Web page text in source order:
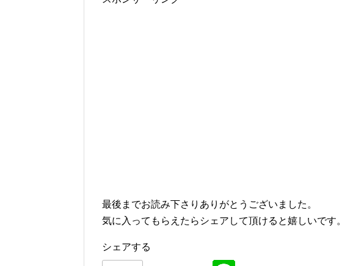
最後までお読み下さりありがとうございました。
気に入ってもらえたらシェアして頂けると嬉しいです。
シェアする